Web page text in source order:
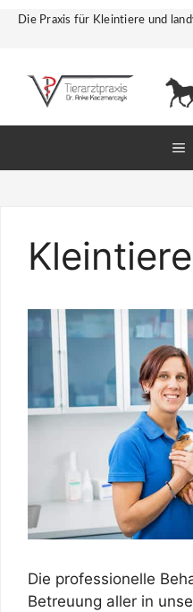
Zum
Die Praxis für Kleintiere und
Kleintiere
Die professionelle
Betreuung aller in